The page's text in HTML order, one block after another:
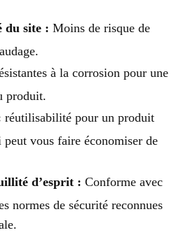
du site : Moins de risque de
à la corrosion pour une
produit.
réutilisabilité pour un produit
vous faire économiser de
d’esprit : Conforme avec
normes de sécurité reconnues